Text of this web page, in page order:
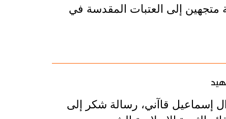
إلى العتبات المقدسة في
إسماعيل قاآني، رسالة شكر إلى